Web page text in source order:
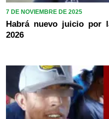
7 DE NOVIEMBRE DE 2025
Habrá nuevo juicio por
2026